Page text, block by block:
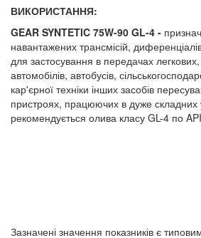
ВИКОРИСТАННЯ:
GEAR SYNTETIC 75W-90 GL-4 -
навантажених трансмісій,
для застосування в передачах
автомобілів, автобусів,
кар'єрної техніки інших засобів
пристроях, працюючих в дуже
рекомендується олива класу GL-4 по
Зазначені значення показників є